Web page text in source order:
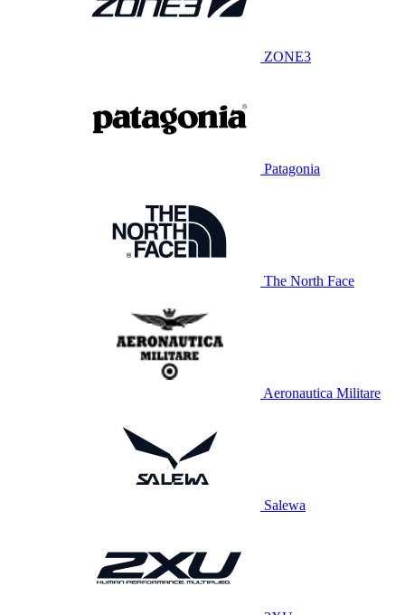
ZONE3
Patagonia
The North Face
Aeronautica Militare
Salewa